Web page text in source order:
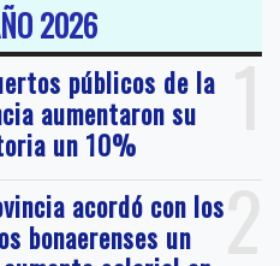
2026
1
públicos de la
aumentaron su
un 10%
2
acordó con los
bonaerenses un